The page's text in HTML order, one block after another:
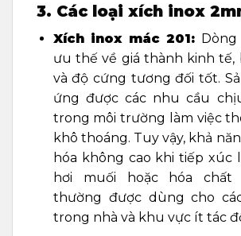
3. Các loại xích inox
Xích inox mác 201:
ưu thế về giá thành kinh tế,
và độ cứng tương đối tốt.
ứng được các nhu cầu
trong môi trường làm việc
khô thoáng. Tuy vậy, khả
hóa không cao khi tiếp xúc
hơi muối hoặc hóa chất
thường được dùng cho
trong nhà và khu vực ít tác